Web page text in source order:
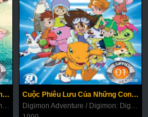
Cuộc Phiêu Lưu Của Những Con Thú Digimon (Phần 5)
Digimon Adventure SS5 / Digimon Savers / Digimon Data Squad
Cuộc Phiêu Lưu Của Những Con Thú Digimon (Phần 1)
Digimon Adventure / Digimon: Digital Monsters